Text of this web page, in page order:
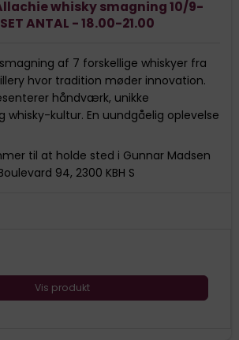
whisky smagning 10/9-
ANTAL - 18.00-21.00
af 7 forskellige whiskyer fra
hvor tradition møder innovation.
håndværk, unikke
whisky-kultur. En uundgåelig oplevelse
til at holde sted i Gunnar Madsen
94, 2300 KBH S
Vis produkt